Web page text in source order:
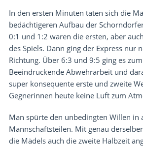
In den ersten Minuten taten sich die
bedächtigeren Aufbau der
0:1 und 1:2 waren die ersten, aber
des Spiels. Dann ging der Express nur
Richtung. Über 6:3 und 9:5 ging es
Beeindruckende Abwehrarbeit und
super konsequente erste und zweite
Gegnerinnen heute keine Luft zum
Man spürte den unbedingten Willen in
Mannschaftsteilen. Mit genau
die Mädels auch die zweite Halbzeit